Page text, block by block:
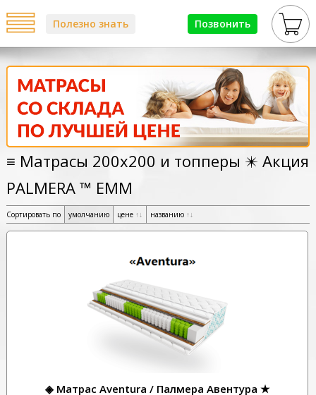
Позвонить
Полезно знать
≡ Матрасы 200х200 и топперы ✴️ Акция
PALMERA ™ ЕММ
Сортировать по умолчанию цене ↑↓ названию ↑↓
◈ Матрас Aventura / Палмера Авентура ★